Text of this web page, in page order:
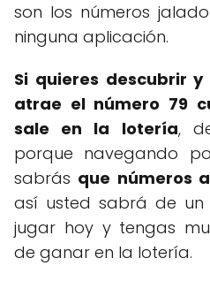
son los números
ninguna aplicación.
Si quieres descubrir
atrae el número 79
sale en la lotería,
porque navegando
sabrás que números
así usted sabrá de
jugar hoy y tengas
de ganar en la lotería.